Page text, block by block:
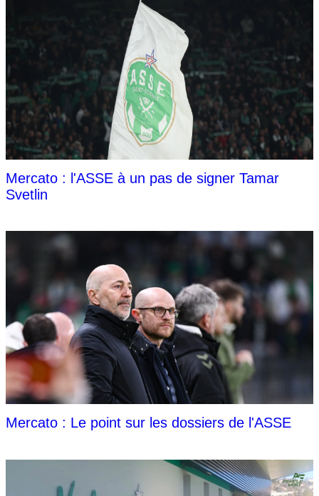
Mercato : l'ASSE à un pas de signer Tamar
Svetlin
Mercato : Le point sur les dossiers de l'ASSE